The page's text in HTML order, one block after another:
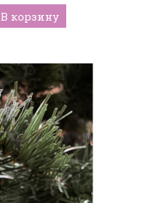
В корзину